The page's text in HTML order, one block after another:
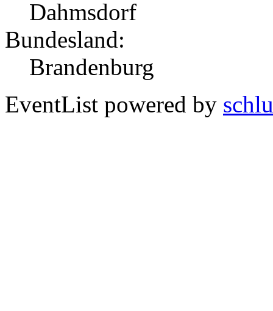
Dahmsdorf
Bundesland:
Brandenburg
EventList powered by